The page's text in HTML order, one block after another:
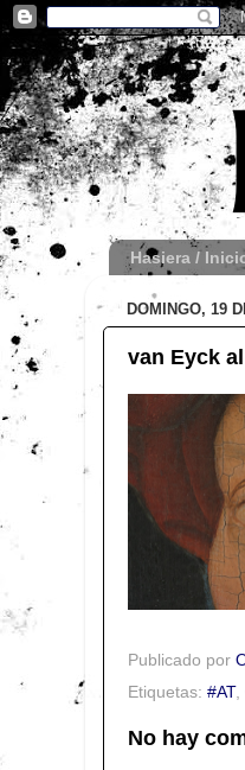
Hasiera /
DOMINGO, 19
van Eyck
Publicado por
Etiquetas: #AT,
No hay